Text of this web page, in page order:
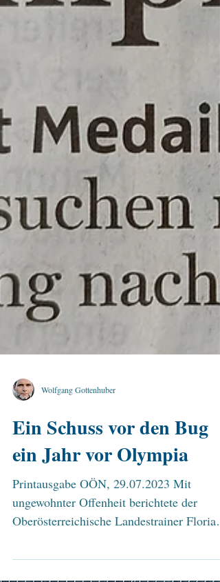
Ein Schuss vor den Bug
ein Jahr vor Olympia
Printausgabe OÖN, 29.07.2023 Mit
ungewohnter Offenheit berichtete der